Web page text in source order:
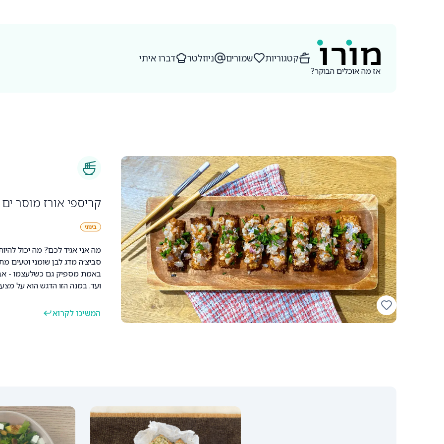
אז מה אוכלים הבוקר?
קטגוריות שמורים ניוזלטר דברו איתי
קריספי אורז מוסר ים
בינוני
מה אני אגיד לכם? מה יכול
סביצ׳ה מדג לבן שומני וטעים
באמת מספיק גם כשלעצמו -
ועד. במנה הזו הדגש הוא על
של מרכיבים, שהמאתגר שבהם
כיפי. אם אין לכם את המצרך
המשיכו לקרוא